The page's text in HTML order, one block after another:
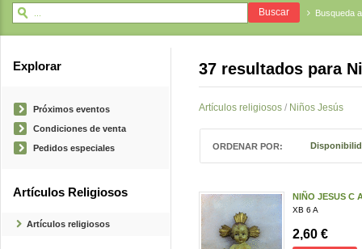
Busqueda
Explorar
Próximos eventos
Condiciones de venta
Pedidos especiales
Artículos Religiosos
Artículos religiosos
37 resultados para
Artículos religiosos/ Niños Jesús
ORDENAR POR:
NIÑO JESUS C
XB 6 A
2,60 €